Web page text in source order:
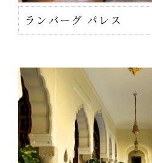
ランバーグ パレス